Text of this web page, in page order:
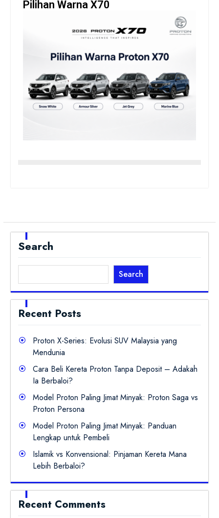
Pilihan Warna X70
Search
Search
Recent Posts
Proton X-Series: Evolusi SUV Malaysia yang
Mendunia
Cara Beli Kereta Proton Tanpa Deposit – Adakah
Ia Berbaloi?
Model Proton Paling Jimat Minyak: Proton Saga vs
Proton Persona
Model Proton Paling Jimat Minyak: Panduan
Lengkap untuk Pembeli
Islamik vs Konvensional: Pinjaman Kereta Mana
Lebih Berbaloi?
Recent Comments